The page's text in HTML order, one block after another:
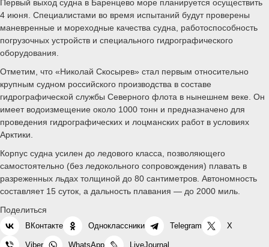
Первый выход судна в Баренцево море планируется осуществить
4 июня. Специалистами во время испытаний будут проверены
маневренные и мореходные качества судна, работоспособность
погрузочных устройств и специального гидрографического
оборудования.
Отметим, что «Николай Скосырев» стал первым относительно
крупным судном российского производства в составе
гидрографической службы Северного флота в нынешнем веке. Он
имеет водоизмещение около 1000 тонн и предназначено для
проведения гидрографических и лоцманских работ в условиях
Арктики.
Корпус судна усилен до ледового класса, позволяющего
самостоятельно (без ледокольного сопровождения) плавать в
разреженных льдах толщиной до 80 сантиметров. Автономность
составляет 15 суток, а дальность плавания — до 2000 миль.
Поделиться
ВКонтакте Одноклассники Telegram X
Viber WhatsApp LiveJournal